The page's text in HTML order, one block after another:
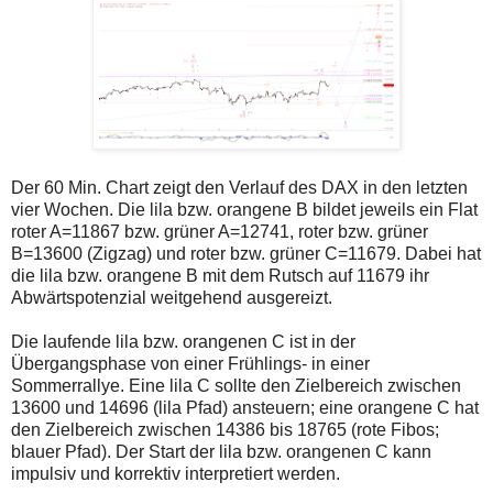
Der 60 Min. Chart zeigt den Verlauf des DAX in den letzten
vier Wochen. Die lila bzw. orangene B bildet jeweils ein Flat
roter A=11867 bzw. grüner A=12741, roter bzw. grüner
B=13600 (Zigzag) und roter bzw. grüner C=11679. Dabei hat
die lila bzw. orangene B mit dem Rutsch auf 11679 ihr
Abwärtspotenzial weitgehend ausgereizt.
Die laufende lila bzw. orangenen C ist in der
Übergangsphase von einer Frühlings- in einer
Sommerrallye. Eine lila C sollte den Zielbereich zwischen
13600 und 14696 (lila Pfad) ansteuern; eine orangene C hat
den Zielbereich zwischen 14386 bis 18765 (rote Fibos;
blauer Pfad). Der Start der lila bzw. orangenen C kann
impulsiv und korrektiv interpretiert werden.